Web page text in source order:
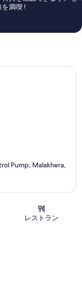
16
満喫 !
Pump, Malakhera,
レストラン